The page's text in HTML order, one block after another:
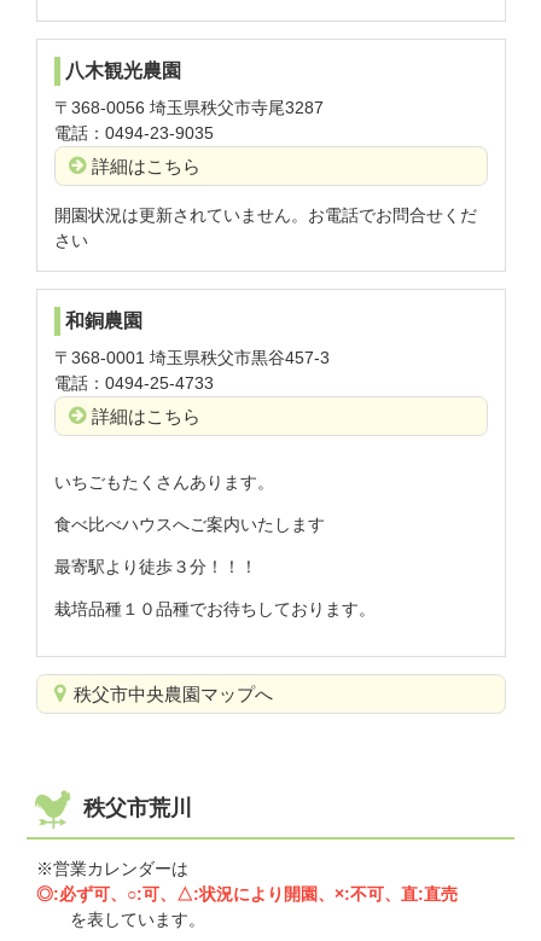
八木観光農園
〒368-0056 埼玉県秩父市寺尾3287
電話：0494-23-9035
詳細はこちら
開園状況は更新されていません。お電話でお問合せくだ
さい
和銅農園
〒368-0001 埼玉県秩父市黒谷457-3
電話：0494-25-4733
詳細はこちら
いちごもたくさんあります。
食べ比べハウスへご案内いたします
最寄駅より徒歩３分！！！
栽培品種１０品種でお待ちしております。
秩父市中央農園マップへ
秩父市荒川
※営業カレンダーは
◎:必ず可、○:可、△:状況により開園、×:不可、直:直売
を表しています。